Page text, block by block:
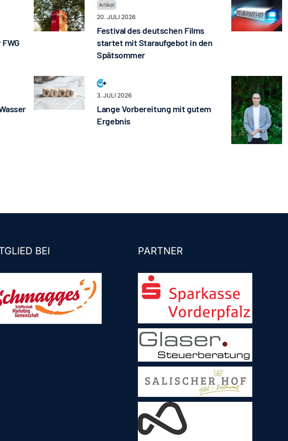
20. JULI 2026
Festival des deutschen Films
startet mit Staraufgebot in den
Spätsommer
3. JULI 2026
Lange Vorbereitung mit gutem
Ergebnis
BEI PARTNER